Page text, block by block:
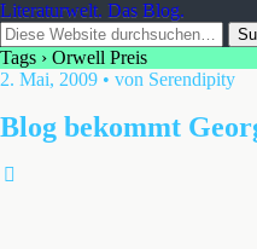
Literaturwelt. Das Blog.
Tags › Orwell Preis
2. Mai, 2009 • von Serendipity
Blog bekommt